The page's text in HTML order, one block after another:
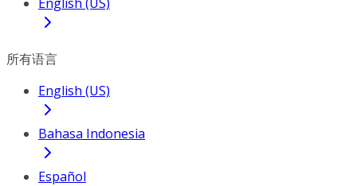
所有语言
English (US)
Bahasa Indonesia
Español